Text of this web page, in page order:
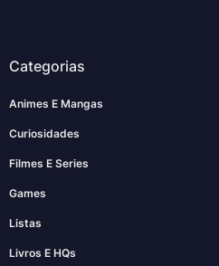
Categorias
Animes E Mangas
Curiosidades
Filmes E Series
Games
Listas
Livros E HQs